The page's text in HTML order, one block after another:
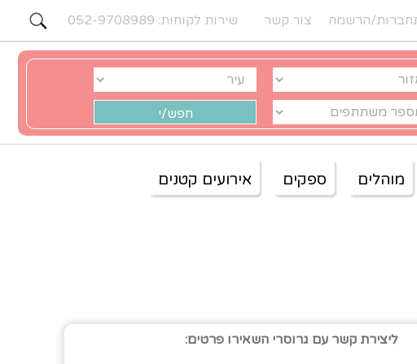
צור קשר שירות לקוחות: 052-9708989 הרשמה
מוהלים ספקים אירועים קטנים
ליצירת קשר עם גרוסרי השאירו פרטים: